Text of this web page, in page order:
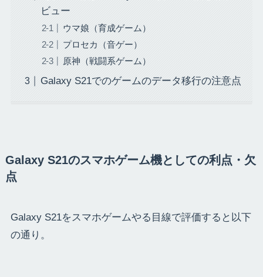
ビュー
ウマ娘（育成ゲーム）
プロセカ（音ゲー）
原神（戦闘系ゲーム）
Galaxy S21でのゲームのデータ移行の注意点
Galaxy S21のスマホゲーム機としての利点・欠
点
Galaxy S21をスマホゲームやる目線で評価すると以下
の通り。